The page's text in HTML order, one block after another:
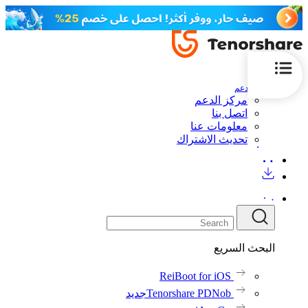
الدعم
مركز الدعم
اتصل بنا
معلومات عنا
تحديث الاشتراك
البحث السريع
ReiBoot for iOS
Tenorshare PDNobجديد